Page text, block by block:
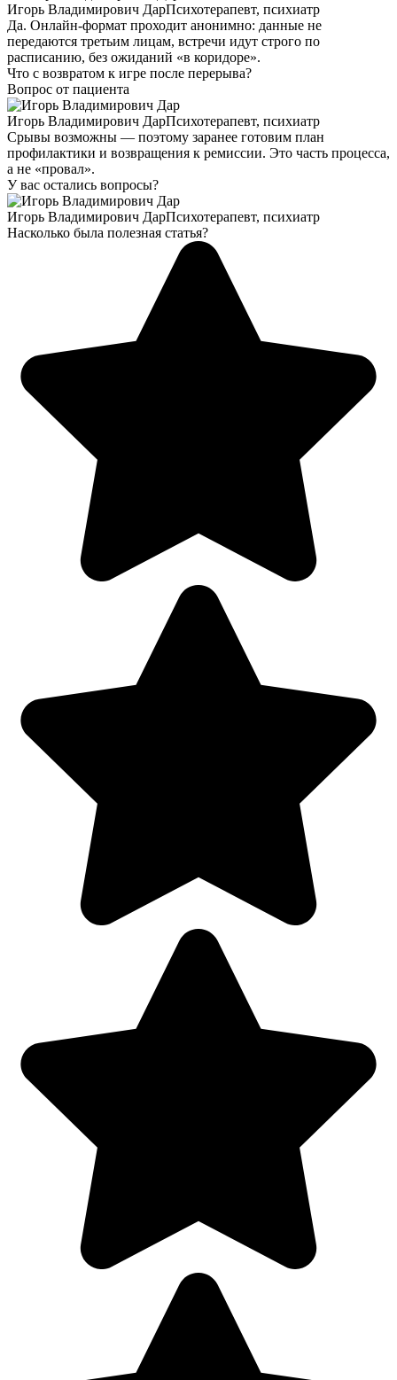
Игорь Владимирович ДарПсихотерапевт, психиатр
Да. Онлайн-формат проходит анонимно: данные не
передаются третьим лицам, встречи идут строго по
расписанию, без ожиданий «в коридоре».
Что с возвратом к игре после перерыва?
Вопрос от пациента
Игорь Владимирович ДарПсихотерапевт, психиатр
Срывы возможны — поэтому заранее готовим план
профилактики и возвращения к ремиссии. Это часть процесса,
а не «провал».
У вас остались вопросы?
Игорь Владимирович ДарПсихотерапевт, психиатр
Насколько была полезная статья?